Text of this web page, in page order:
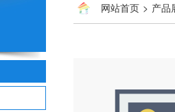
网站首页 > 产品